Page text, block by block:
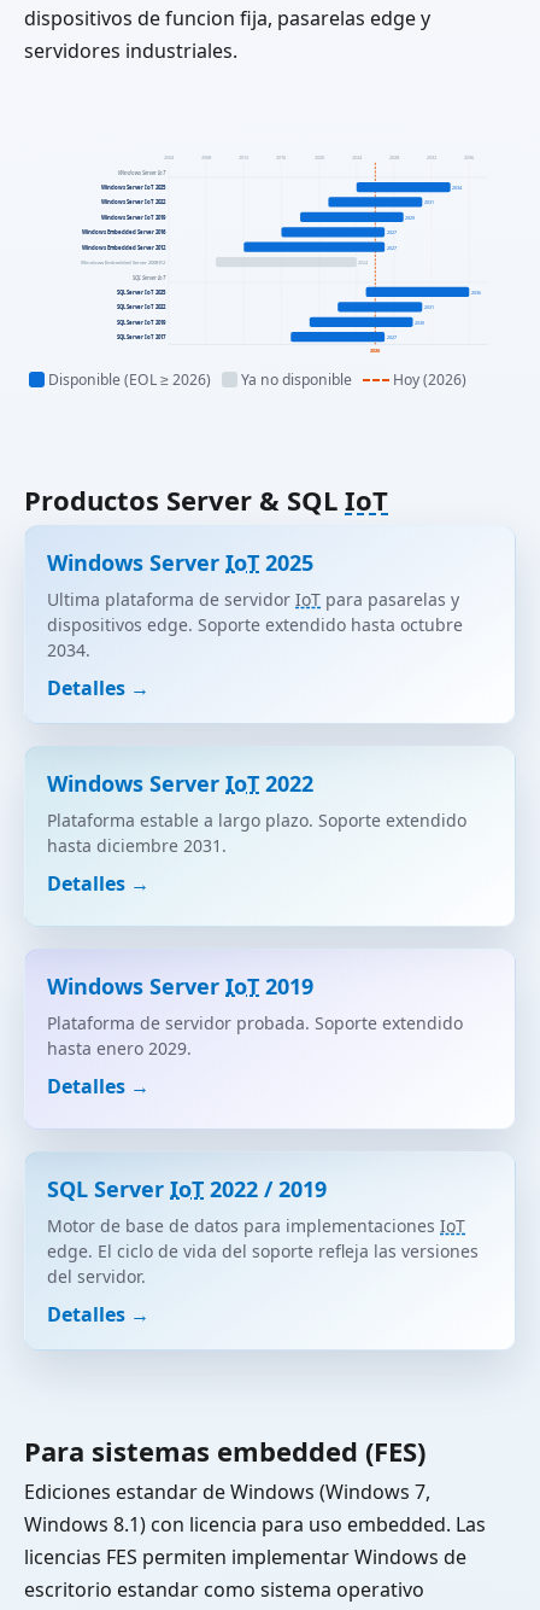
dispositivos de funcion fija, pasarelas edge y
servidores industriales.
2004 2008 2012 2016 2020 2024 2028 2032 2036
2026
Windows Server IoT
Windows Server IoT 2025 2034
Windows Server IoT 2022 2031
Windows Server IoT 2019 2029
Windows Embedded Server 2016 2027
Windows Embedded Server 2012 2027
Windows Embedded Server 2008 R2 2024
SQL Server IoT
SQL Server IoT 2025 2036
SQL Server IoT 2022 2031
SQL Server IoT 2019 2030
SQL Server IoT 2017 2027
Disponible (EOL ≥ 2026) Ya no disponible Hoy (2026)
Productos Server & SQL IoT
Windows Server IoT 2025
Ultima plataforma de servidor IoT para pasarelas y
dispositivos edge. Soporte extendido hasta octubre
2034.
Detalles →
Windows Server IoT 2022
Plataforma estable a largo plazo. Soporte extendido
hasta diciembre 2031.
Detalles →
Windows Server IoT 2019
Plataforma de servidor probada. Soporte extendido
hasta enero 2029.
Detalles →
SQL Server IoT 2022 / 2019
Motor de base de datos para implementaciones IoT
edge. El ciclo de vida del soporte refleja las versiones
del servidor.
Detalles →
Para sistemas embedded (FES)
Ediciones estandar de Windows (Windows 7,
Windows 8.1) con licencia para uso embedded. Las
licencias FES permiten implementar Windows de
escritorio estandar como sistema operativo